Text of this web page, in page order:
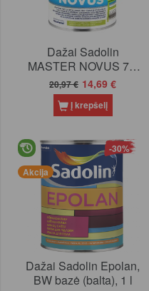
Dažai Sadolin
MASTER NOVUS 70,
BW bazė (balta), 1 l
20,97 € 14,69 €
Į krepšelį
Akcija
-30%
Dažai Sadolin Epolan,
BW bazė (balta), 1 l